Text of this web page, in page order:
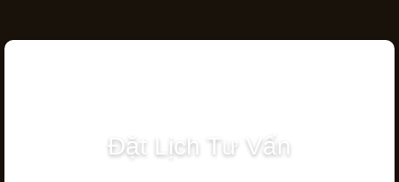
Đặt Lịch Tư Vấn